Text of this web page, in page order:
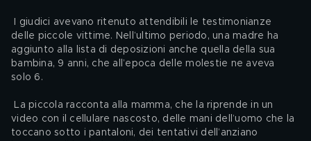
delle piccole vittime. Nell’ultimo periodo, una madre ha
aggiunto alla lista di deposizioni anche quella della sua
bambina, 9 anni, che all’epoca delle molestie ne aveva
solo 6.
video con il cellulare nascosto, delle mani dell’uomo che la
toccano sotto i pantaloni, dei tentativi dell’anziano